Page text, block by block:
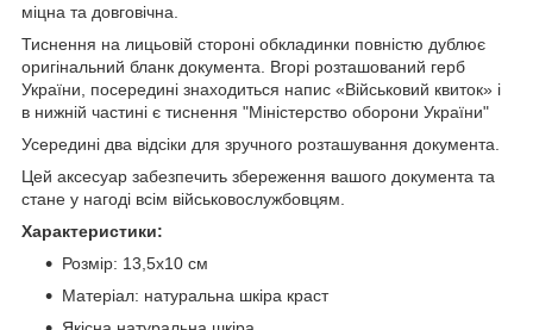
міцна та довговічна.
Тиснення на лицьовій стороні обкладинки повністю дублює
оригінальний бланк документа. Вгорі розташований герб
України, посередині знаходиться напис «Військовий квиток» і
в нижній частині є тиснення "Міністерство оборони України"
Усередині два відсіки для зручного розташування документа.
Цей аксесуар забезпечить збереження вашого документа та
стане у нагоді всім військовослужбовцям.
Характеристики:
Розмір: 13,5х10 см
Матеріал: натуральна шкіра краст